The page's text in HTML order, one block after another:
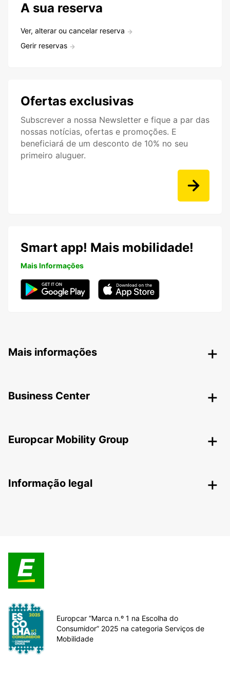
A sua reserva
Ver, alterar ou cancelar reserva
Gerir reservas
Ofertas exclusivas
Subscrever a nossa Newsletter e fique a par das
nossas notícias, ofertas e promoções. E
beneficiará de um desconto de 10% no seu
primeiro aluguer.
Smart app! Mais mobilidade!
Mais Informações
Mais informações
Business Center
Europcar Mobility Group
Informação legal
Europcar “Marca n.º 1 na Escolha do
Consumidor” 2025 na categoria Serviços de
Mobilidade